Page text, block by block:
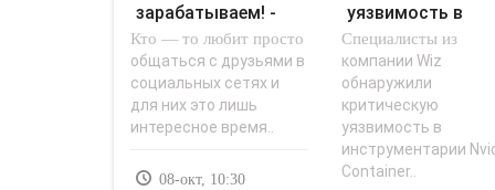
зарабатываем! -
«Заработок в
интернете»..
Кто — то любит просто
общаться с друзьями в
социальных сетях и
для них это лишь
интересное время..
08-окт, 10:30
уязвимость в
Nvidia Container
Toolkit..
Специалисты из
компании Wiz
обнаружили
критическую
уязвимость в
инструментарии
Container..